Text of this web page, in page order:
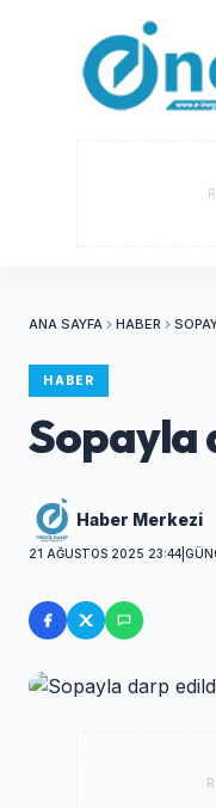
ANA SAYFA HABER
HABER
Sopayla
Haber Merkezi
21 AĞUSTOS 2025 23:44